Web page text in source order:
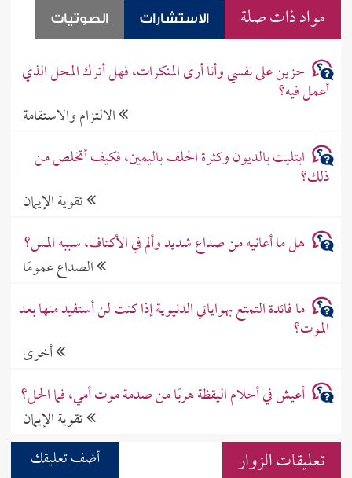
مواد ذات صلة الاستشارات الصوتيات
حزين على نفسي وأنا أرى المنكرات، فهل أترك المحل الذي
أعمل فيه؟
الالتزام والاستقامة
ابتليت بالديون وكثرة الحلف باليمين، فكيف أتخلص من
ذلك؟
تقوية الإيمان
هل ما أعانيه من صداع شديد وألم في الأكتاف، سببه المس؟
الصداع عمومًا
ما فائدة التمتع بهواياتي الدنيوية إذا كنت لن أستفيد منها بعد
الموت؟
أخرى
أعيش في أحلام اليقظة هربًا من صدمة موت أمي، فما الحل؟
تقوية الإيمان
تعليقات الزوار
أضف تعليقك